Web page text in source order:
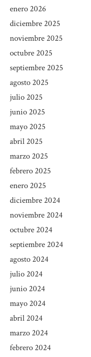
enero 2026
diciembre 2025
noviembre 2025
octubre 2025
septiembre 2025
agosto 2025
julio 2025
junio 2025
mayo 2025
abril 2025
marzo 2025
febrero 2025
enero 2025
diciembre 2024
noviembre 2024
octubre 2024
septiembre 2024
agosto 2024
julio 2024
junio 2024
mayo 2024
abril 2024
marzo 2024
febrero 2024